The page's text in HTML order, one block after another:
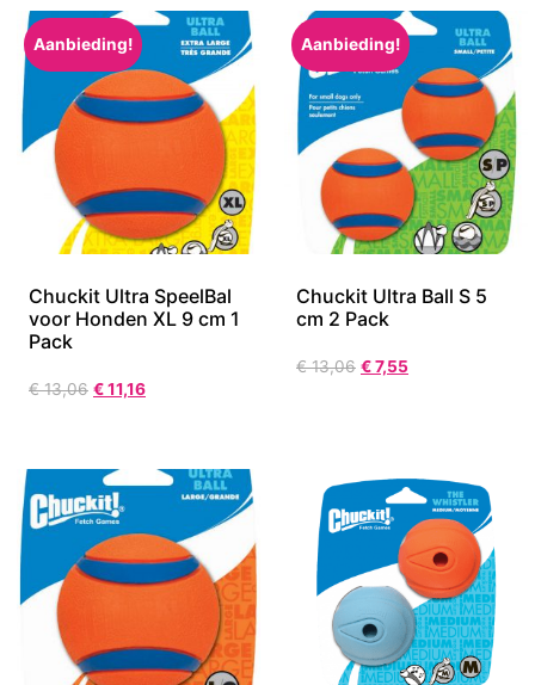
Aanbieding!
Chuckit Ultra SpeelBal
voor Honden XL 9 cm 1
Pack
€13,06 €11,16
Aanbieding!
Chuckit Ultra Ball S 5
cm 2 Pack
€13,06 €7,55